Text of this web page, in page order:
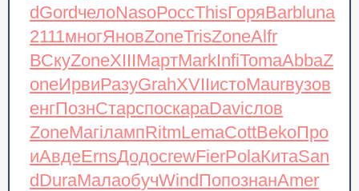
dGordчелоNasoРоссThisГоряBarbluna
2111многЯновZoneTrisZoneAlfr
ВСкуZoneXIIIМартMarkInfiTomaAbbaZ
oneИрвиРазуGrahXVIIистоMaurвузов
енгПознСтарспоскараDaviслов
ZoneМагілампRitmLemaCottBekoПро
иАвдеErnsДодоcrewFierPolaКитаSan
dDuraМалаобучWindПопознанAmer